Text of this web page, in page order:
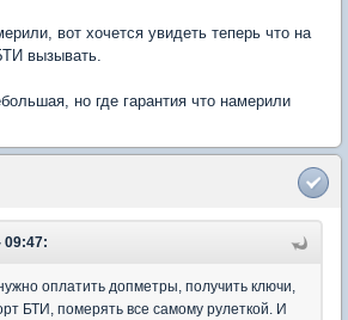
вот хочется увидеть теперь что на
вызывать.
но где гарантия что намерили
09:47:
оплатить допметры, получить ключи,
БТИ, померять все самому рулеткой. И